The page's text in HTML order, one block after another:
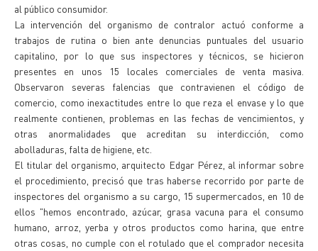
al público consumidor.
La intervención del organismo de contralor actuó conforme a
trabajos de rutina o bien ante denuncias puntuales del usuario
capitalino, por lo que sus inspectores y técnicos, se hicieron
presentes en unos 15 locales comerciales de venta masiva.
Observaron severas falencias que contravienen el código de
comercio, como inexactitudes entre lo que reza el envase y lo que
realmente contienen, problemas en las fechas de vencimientos, y
otras anormalidades que acreditan su interdicción, como
abolladuras, falta de higiene, etc.
El titular del organismo, arquitecto Edgar Pérez, al informar sobre
el procedimiento, precisó que tras haberse recorrido por parte de
inspectores del organismo a su cargo, 15 supermercados, en 10 de
ellos "hemos encontrado, azúcar, grasa vacuna para el consumo
humano, arroz, yerba y otros productos como harina, que entre
otras cosas, no cumple con el rotulado que el comprador necesita